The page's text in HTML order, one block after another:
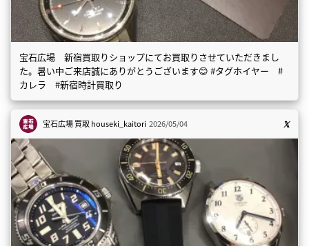
宝石広場 新宿買取りショップにてお買取りさせていただきまし
た。暑い中ご来店誠にありがとうございます😊 #タグホイヤー #
カレラ #新宿時計買取り
宝石広場 買取houseki_kaitori 2026/05/04